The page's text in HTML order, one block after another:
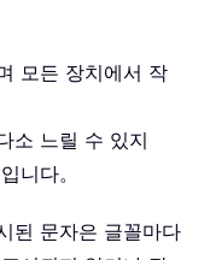
모든 장치에서 작
소 느릴 수 있지
니다。
된 문자은 글꼴마다